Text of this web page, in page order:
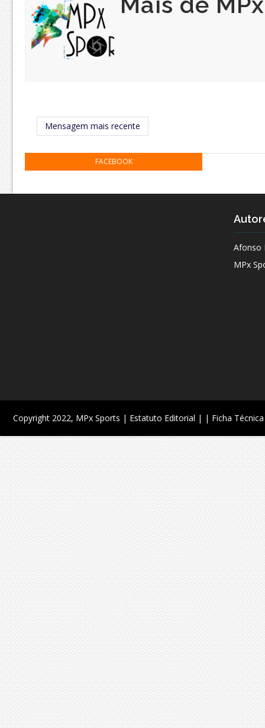
Mensagem mais recente
FACEBOOK
Afonso
MPx
Copyright 2022, MPx Sports | Estatuto Editorial | | Ficha